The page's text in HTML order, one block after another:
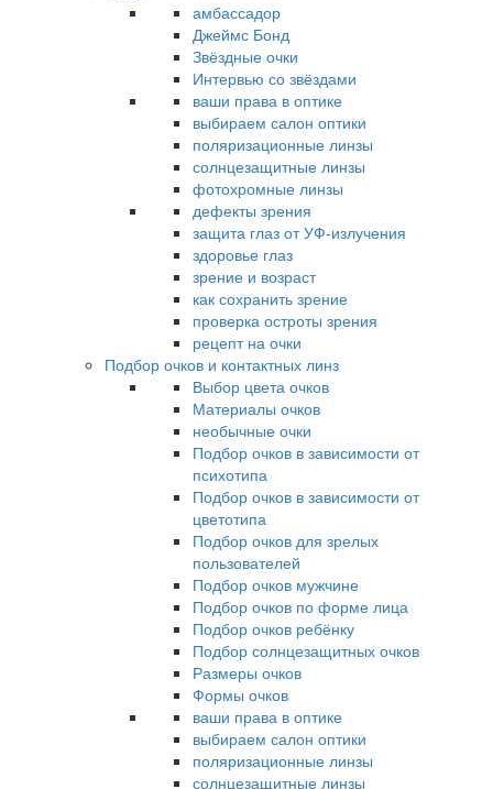
амбассадор
Джеймс Бонд
Звёздные очки
Интервью со звёздами
ваши права в оптике
выбираем салон оптики
поляризационные линзы
солнцезащитные линзы
фотохромные линзы
дефекты зрения
защита глаз от УФ-излучения
здоровье глаз
зрение и возраст
как сохранить зрение
проверка остроты зрения
рецепт на очки
Подбор очков и контактных линз
Выбор цвета очков
Материалы очков
необычные очки
Подбор очков в зависимости от
психотипа
Подбор очков в зависимости от
цветотипа
Подбор очков для зрелых
пользователей
Подбор очков мужчине
Подбор очков по форме лица
Подбор очков ребёнку
Подбор солнцезащитных очков
Размеры очков
Формы очков
ваши права в оптике
выбираем салон оптики
поляризационные линзы
солнцезащитные линзы